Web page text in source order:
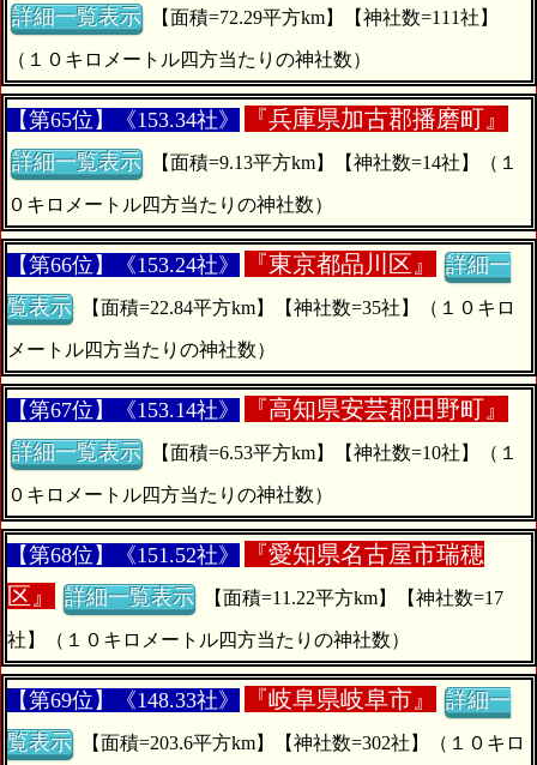
詳細一覧表示
（１０キロメートル四方当たりの神社数）
【第65位】《153.34社》 『兵庫県加古郡播磨町』
詳細一覧表示
０キロメートル四方当たりの神社数）
【第66位】《153.24社》 『東京都品川区』
詳細一
覧表示
メートル四方当たりの神社数）
【第67位】《153.14社》 『高知県安芸郡田野町』
詳細一覧表示
０キロメートル四方当たりの神社数）
【第68位】《151.52社》 『愛知県名古屋市瑞穂
区』
詳細一覧表示
社】（１０キロメートル四方当たりの神社数）
【第69位】《148.33社》 『岐阜県岐阜市』
詳細一
覧表示